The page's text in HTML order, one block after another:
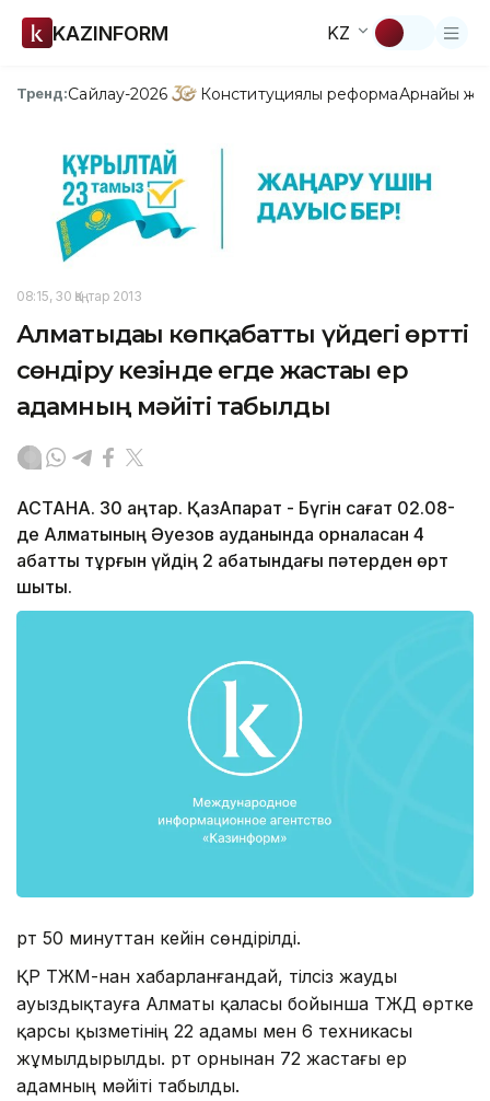
KAZINFORM KZ
Тренд:Сайлау-2026 Конституциялық реформаАрнайы
08:15, 30 Қаңтар 2013
Алматыдағы көпқабатты үйдегі өртті
сөндіру кезінде егде жастағы ер
адамның мәйіті табылды
АСТАНА. 30 қаңтар. ҚазАқпарат - Бүгін сағат 02.08-
де Алматының Әуезов ауданында орналасқан 4
қабатты тұрғын үйдің 2 қабатындағы пәтерден өрт
шықты.
Өрт 50 минуттан кейін сөндірілді.
ҚР ТЖМ-нан хабарланғандай, тілсіз жауды
ауыздықтауға Алматы қаласы бойынша ТЖД өртке
қарсы қызметінің 22 адамы мен 6 техникасы
жұмылдырылды. Өрт орнынан 72 жастағы ер
адамның мәйіті табылды.